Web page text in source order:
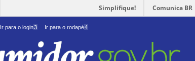
Simplifique! Comunica BR
Ir para o login3 Ir para o rodapé4